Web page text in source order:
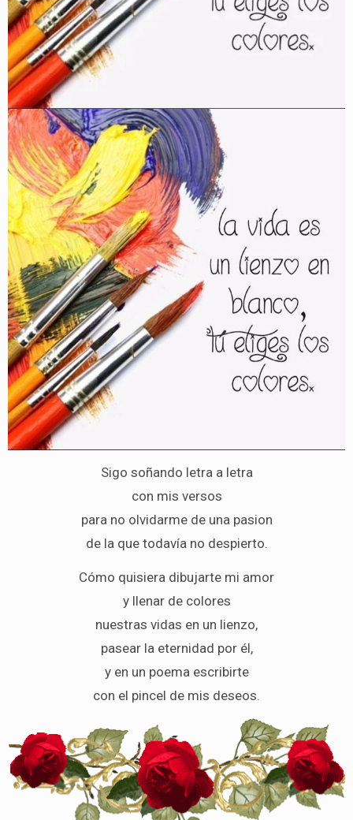
Sigo soñando letra a letra
con mis versos
para no olvidarme de una pasion
de la que todavía no despierto.
Cómo quisiera dibujarte mi amor
y llenar de colores
nuestras vidas en un lienzo,
pasear la eternidad por él,
y en un poema escribirte
con el pincel de mis deseos.